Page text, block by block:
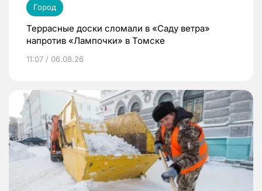
Город
Террасные доски сломали в «Саду ветра»
напротив «Лампочки» в Томске
11:07 / 06.08.26